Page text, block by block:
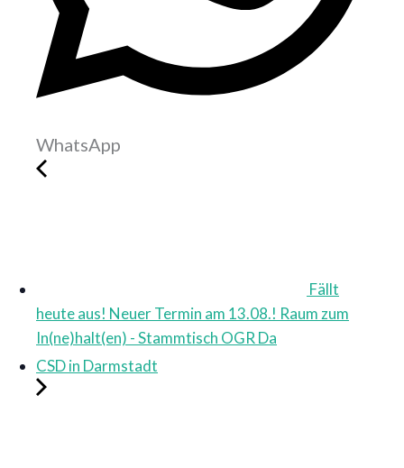
WhatsApp
Fällt
heute aus! Neuer Termin am 13.08.! Raum zum
In(ne)halt(en) - Stammtisch OGR Da
CSD in Darmstadt